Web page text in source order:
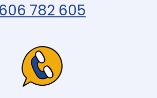
606 782 605